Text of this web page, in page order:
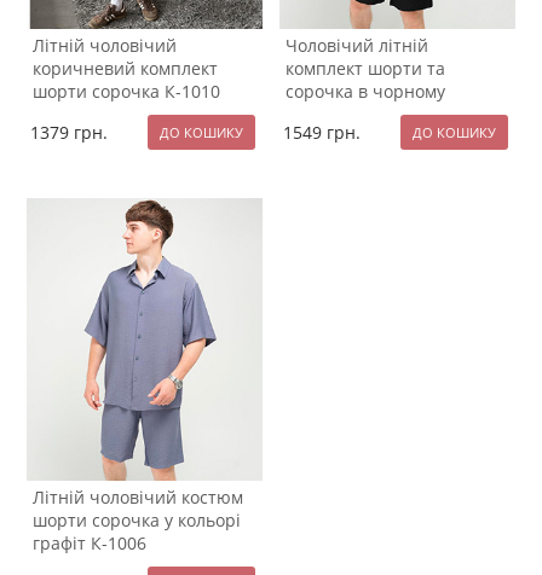
Літній чоловічий
коричневий комплект
шорти сорочка К-1010
1379 грн.
Чоловічий літній
комплект шорти та
сорочка в чорному
кольорі К-1007
1549 грн.
Літній чоловічий костюм
шорти сорочка у кольорі
графіт К-1006